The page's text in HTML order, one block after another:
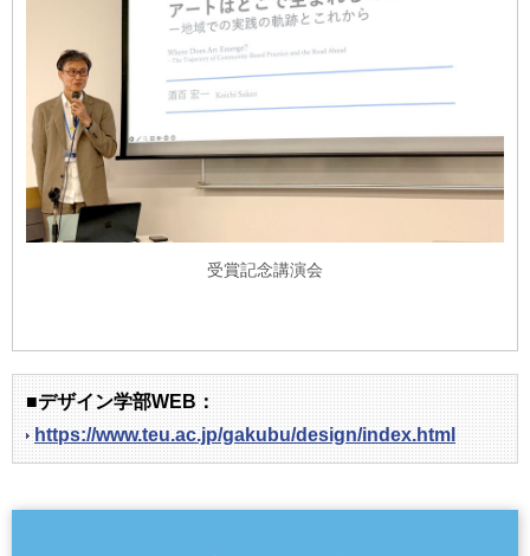
受賞記念講演会
■デザイン学部WEB：
https://www.teu.ac.jp/gakubu/design/index.html